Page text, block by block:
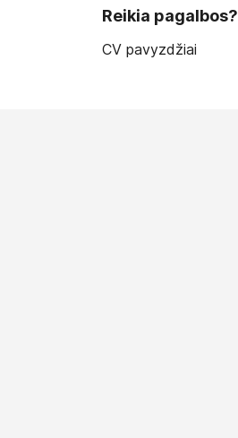
Reikia pagalbos?
CV pavyzdžiai